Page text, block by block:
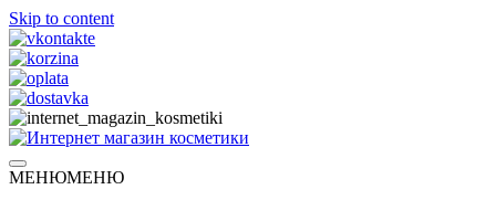
Skip to content
Интернет магазин косметики
Натуральная косметика
МЕНЮМЕНЮ